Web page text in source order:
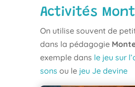
Activités
On utilise souvent de
dans la pédagogie
exemple dans le jeu sur
sons ou le jeu Je devine